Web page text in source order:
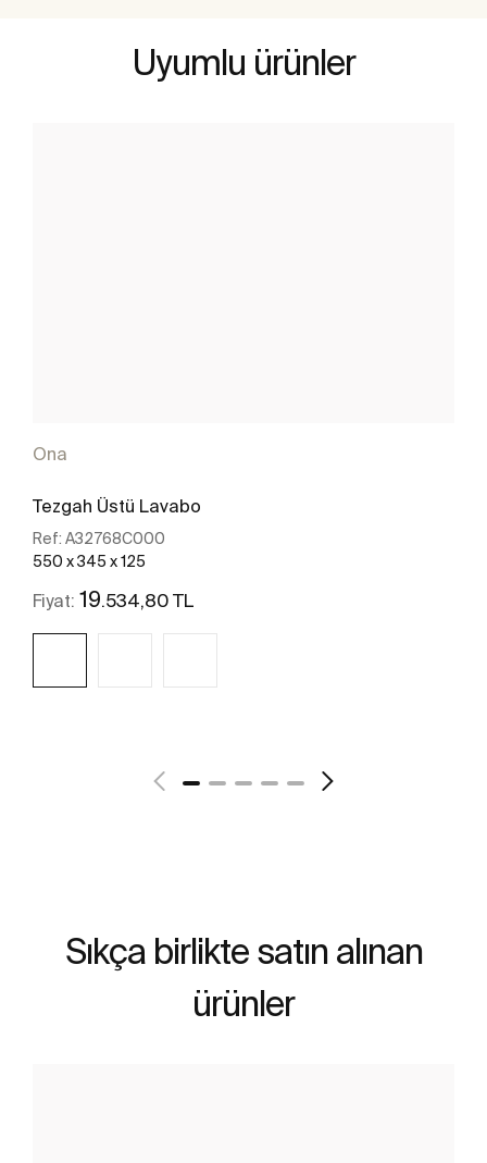
Uyumlu ürünler
Ona
Tezgah Üstü Lavabo
Ref: A32768C000
550 x 345 x 125
Fiyat: 19.534,80 TL
Sıkça birlikte satın alınan
ürünler